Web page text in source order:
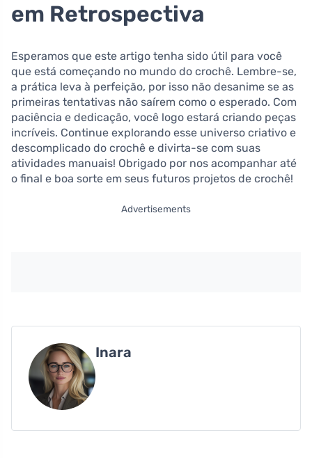
em Retrospectiva
Esperamos que ​este artigo tenha sido útil para você
que ⁣está​ começando no mundo do crochê. Lembre-se,
a prática leva à perfeição, por isso não desanime⁤ se ⁤as
primeiras⁢ tentativas não saírem como o esperado. Com
⁣paciência⁤ e dedicação, você logo estará​ criando peças
incríveis. ​Continue explorando esse universo criativo ⁤e
descomplicado ⁢do‌ crochê e divirta-se com suas
atividades manuais! Obrigado por nos acompanhar até
o final e boa sorte em seus futuros projetos de crochê!
Advertisements
Inara